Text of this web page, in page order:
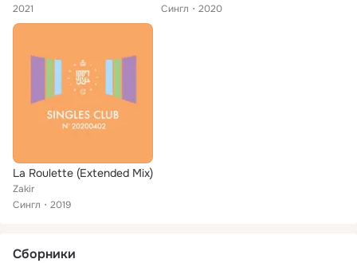
2021
Сингл
2020
La Roulette (Extended Mix)
Zakir
Сингл
2019
Сборники